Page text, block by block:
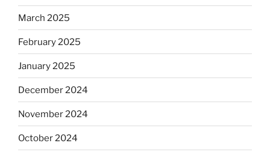
March 2025
February 2025
January 2025
December 2024
November 2024
October 2024